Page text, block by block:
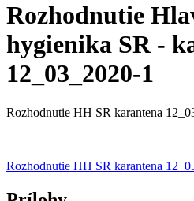
Rozhodnutie
hygienika SR -
12_03_2020-1
Rozhodnutie HH SR karantena
Rozhodnutie HH SR karantena